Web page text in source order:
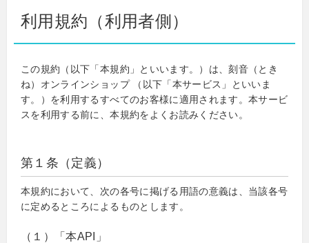
利用規約（利用者側）
この規約（以下「本規約」といいます。）は、刻音（とき
ね）オンラインショップ （以下「本サービス」といいま
す。）を利用するすべてのお客様に適用されます。本サービ
スを利用する前に、本規約をよくお読みください。
第１条（定義）
本規約において、次の各号に掲げる用語の意義は、当該各号
に定めるところによるものとします。
（１）「本API」